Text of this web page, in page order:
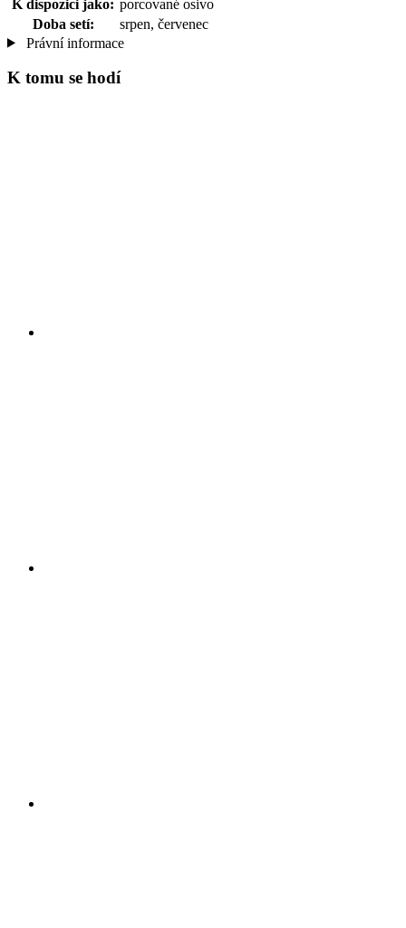
K dispozici jako: porcované osivo
Doba setí:
srpen, červenec
Právní informace
K tomu se hodí